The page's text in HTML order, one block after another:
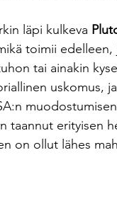
läpi kulkeva
toimii
tai ainakin
uskomus,
taannut erityisen
on ollut lähes